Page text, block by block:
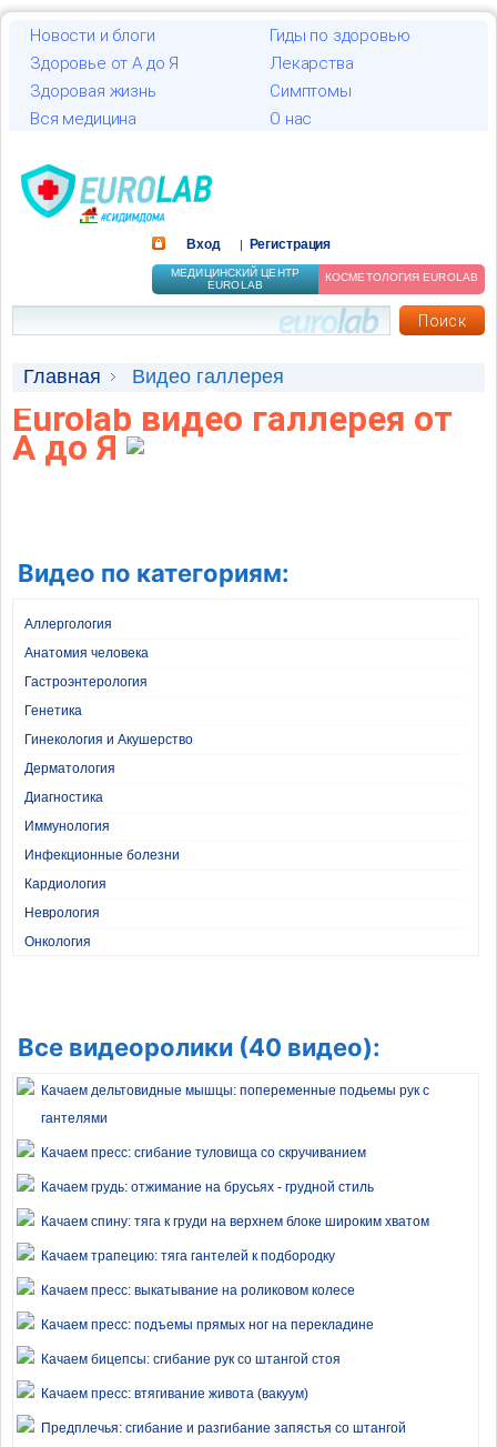
Новости и блоги
Гиды по здоровью
Здоровье от А до Я
Лекарства
Здоровая жизнь
Симптомы
Вся медицина
О нас
Вход Регистрация
МЕДИЦИНСКИЙ ЦЕНТР
EUROLAB
КОСМЕТОЛОГИЯ EUROLAB
Главная Видео галлерея
Eurolab видео галлерея от
А до Я
Видео по категориям:
Аллергология
Анатомия человека
Гастроэнтерология
Генетика
Гинекология и Акушерство
Дерматология
Диагностика
Иммунология
Инфекционные болезни
Кардиология
Неврология
Онкология
Сити терапия
Стоматология
Травматология
Фитнес и бодибилдинг
Хирургия
Все видеоролики (40 видео):
Качаем дельтовидные мышцы: попеременные подьемы рук с
гантелями
Качаем пресс: сгибание туловища со скручиванием
Качаем грудь: отжимание на брусьях - грудной стиль
Качаем спину: тяга к груди на верхнем блоке широким хватом
Качаем трапецию: тяга гантелей к подбородку
Качаем пресс: выкатывание на роликовом колесе
Качаем пресс: подъемы прямых ног на перекладине
Качаем бицепсы: сгибание рук со штангой стоя
Качаем пресс: втягивание живота (вакуум)
Предплечья: сгибание и разгибание запястья со штангой